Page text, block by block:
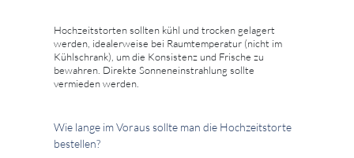
Hochzeitstorten sollten kühl und trocken gelagert
werden, idealerweise bei Raumtemperatur (nicht im
Kühlschrank), um die Konsistenz und Frische zu
bewahren. Direkte Sonneneinstrahlung sollte
vermieden werden.
Wie lange im Voraus sollte man die Hochzeitstorte
bestellen?